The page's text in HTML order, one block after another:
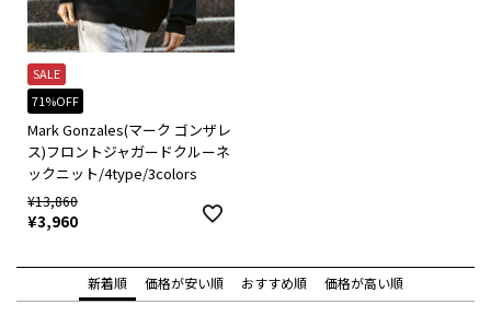
SALE
71%OFF
Mark Gonzales(マーク ゴンザレ
ス)フロントジャガードクルーネ
ックニット/4type/3colors
¥13,860
¥3,960
新着順 価格が安い順 おすすめ順 価格が高い順